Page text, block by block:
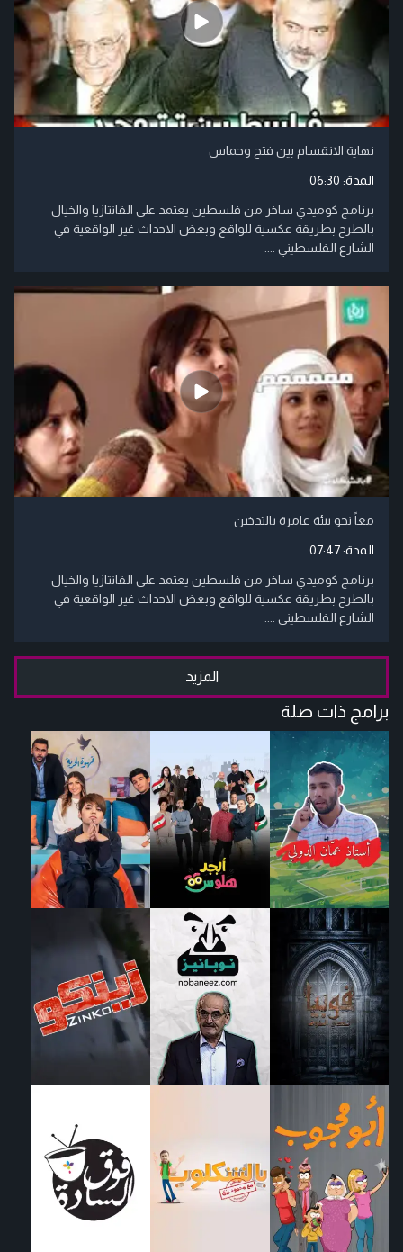
نهاية الانقسام بين فتح وحماس
المدة: 06:30
برنامج كوميدي ساخر من فلسطين يعتمد على الفانتازيا والخيال
بالطرح بطريقة عكسية للواقع وبعض الاحداث غير الواقعية في
الشارع الفلسطيني ....
معاً نحو بيئة عامرة بالتدخين
المدة:07:47
برنامج كوميدي ساخر من فلسطين يعتمد على الفانتازيا والخيال
بالطرح بطريقة عكسية للواقع وبعض الاحداث غير الواقعية في
الشارع الفلسطيني ....
المزيد
برامج ذات صلة